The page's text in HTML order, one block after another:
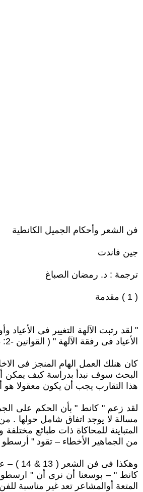
فن الشعر وأحكام الجميل الكانطية
جين فاندت
ترجمة : د. رمضان الصباغ
( 1 ) مقدمة
" لقد رتبت الآلهة التغيير فى
الأعياد فى رفقة الآلهة " ( القوانين -2: 653 –d )
كان هنلك العمل الهام المنجز فى
البحث سوف نبدأ بدراسة كيف يمكن
هذا التقارب يجب أن يكون معقولا هو
لقد زعم " كانط " بأن الحكم على
من الجماهير الأخطاء – تقود "
كانط " – بوسعنا أن نرى أن " ارسطو
المتعة أوالمشاعر تعد غير مناسبة